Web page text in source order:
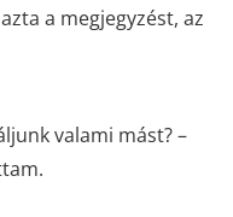
a megjegyzést, az
valami mást? –